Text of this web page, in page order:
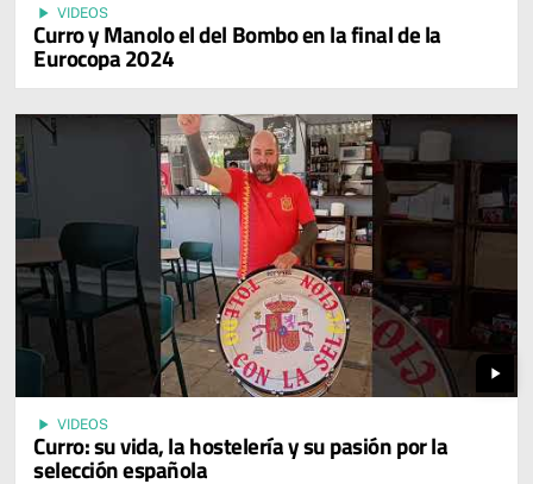
play_arrow VIDEOS
Curro y Manolo el del Bombo en la final de la
Eurocopa 2024
play_arrow
play_arrow VIDEOS
Curro: su vida, la hostelería y su pasión por la
selección española